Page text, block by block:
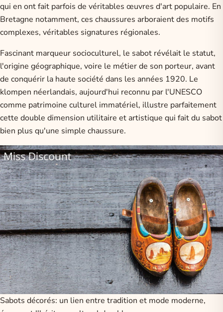
qui en ont fait parfois de véritables œuvres d'art populaire. En
Bretagne notamment, ces chaussures arboraient des motifs
complexes, véritables signatures régionales.
Fascinant marqueur socioculturel, le sabot révélait le statut,
l'origine géographique, voire le métier de son porteur, avant
de conquérir la haute société dans les années 1920. Le
klompen néerlandais, aujourd'hui reconnu par l'UNESCO
comme patrimoine culturel immatériel, illustre parfaitement
cette double dimension utilitaire et artistique qui fait du sabot
bien plus qu'une simple chaussure.
Sabots décorés: un lien entre tradition et mode moderne,